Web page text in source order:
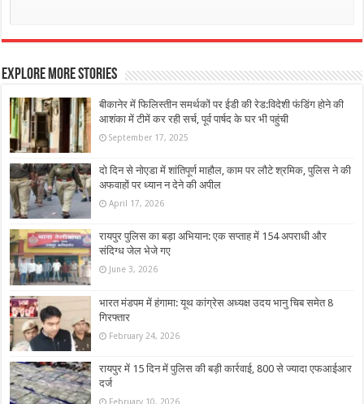
Explore More Stories
बीकानेर में फिलिस्तीन समर्थकों पर ईडी की रेड:विदेशी फंडिंग होने की
आशंका में टीमें कर रही सर्च, पूर्व पार्षद के घर भी पहुंची
September 17, 2025
दो दिन से नोएडा में शांतिपूर्ण माहौल, काम पर लौटे श्रमिक, पुलिस ने की
अफवाहों पर ध्यान न देने की अपील
April 17, 2026
रायपुर पुलिस का बड़ा अभियान: एक सप्ताह में 154 अपराधी और
संदिग्ध जेल भेजे गए
June 3, 2026
भारत मंडपम में हंगामा: यूथ कांग्रेस अध्यक्ष उदय भानु चिब समेत 8
गिरफ्तार
February 24, 2026
रायपुर में 15 दिन में पुलिस की बड़ी कार्रवाई, 800 से ज्यादा एफआईआर
दर्ज
February 10, 2026